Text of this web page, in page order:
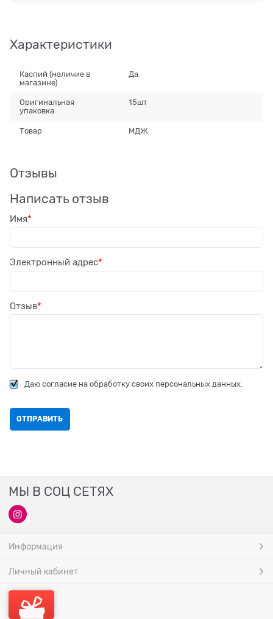
Характеристики
Каспий (наличие в
магазине)
Да
Оригинальная
упаковка
15шт
Товар МДЖ
Отзывы
Написать отзыв
Имя
Электронный адрес
Отзыв
Даю согласие на обработку своих персональных данных.
МЫ В СОЦ СЕТЯХ
Информация
Личный кабинет